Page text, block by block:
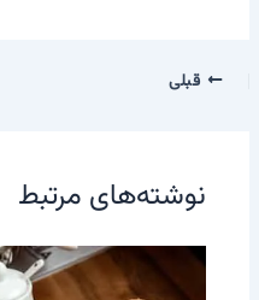
قبلی
نوشته‌های مرتبط